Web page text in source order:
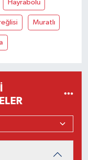
Hayrabolu
Muratlı